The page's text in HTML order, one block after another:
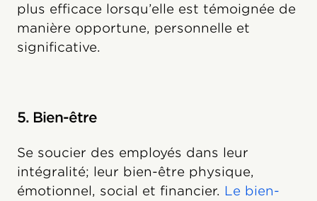
plus efficace lorsqu’elle est témoignée de
manière opportune, personnelle et
significative.
5. Bien-être
Se soucier des employés dans leur
intégralité; leur bien-être physique,
émotionnel, social et financier. Le bien-